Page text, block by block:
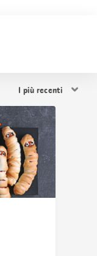
i
risultati